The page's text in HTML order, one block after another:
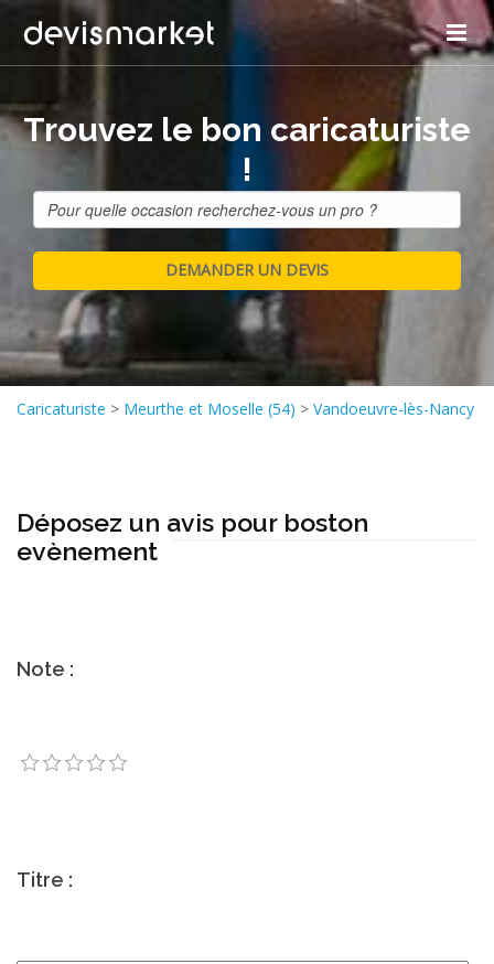
Trouvez le bon caricaturiste
!
Caricaturiste > Meurthe et Moselle (54) > Vandoeuvre-lès-Nancy
Déposez un avis pour boston
evènement
Note :
Titre :